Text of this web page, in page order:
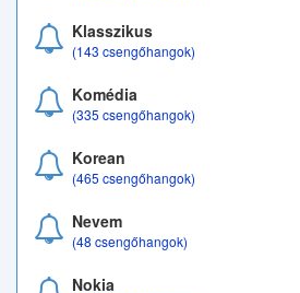
Klasszikus
(143 csengőhangok)
Komédia
(335 csengőhangok)
Korean
(465 csengőhangok)
Nevem
(48 csengőhangok)
Nokia